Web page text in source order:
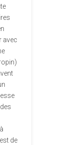
avec
de